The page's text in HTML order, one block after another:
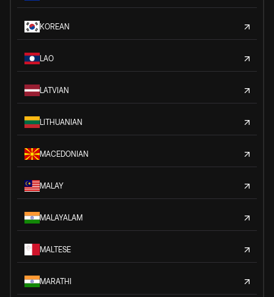
KOREAN
LAO
LATVIAN
LITHUANIAN
MACEDONIAN
MALAY
MALAYALAM
MALTESE
MARATHI